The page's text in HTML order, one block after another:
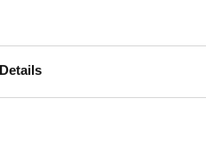
Details